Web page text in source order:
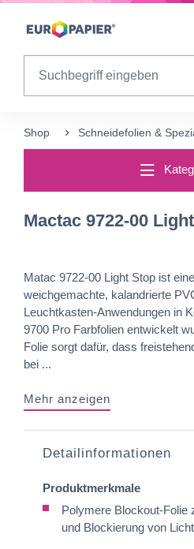
Table Of Content
Ergänzende Produkte
Shop Schneidefolien &‍
Mactac 9722-00
Matac 9722-00 Light Stop ist
weichgemachte, kalandrierte
Leuchtkasten-Anwendungen in
9700 Pro Farbfolien entwickelt
Folie sorgt dafür, dass
bei ...
Mehr anzeigen
Detailinformationen
Produktmerkmale
Polymere Blockout-Folie
und Blockierung von